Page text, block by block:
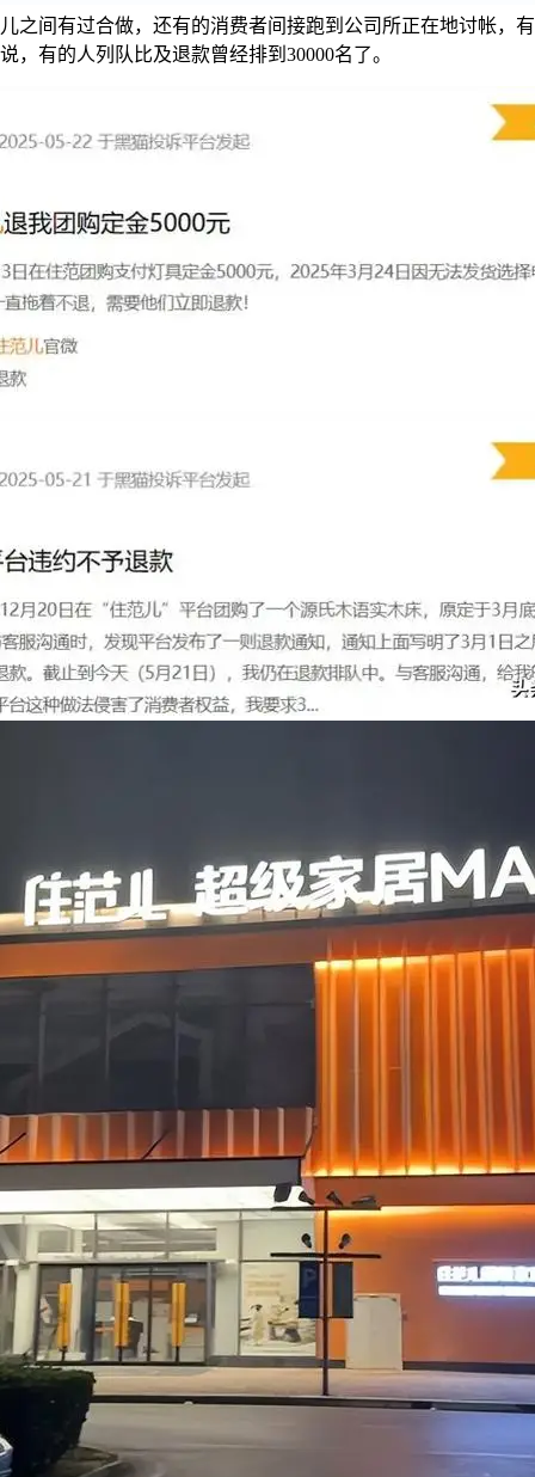
之间有过合做，还有的消费者间接跑到公司所正在地讨帐，
，有的人列队比及退款曾经排到30000名了。